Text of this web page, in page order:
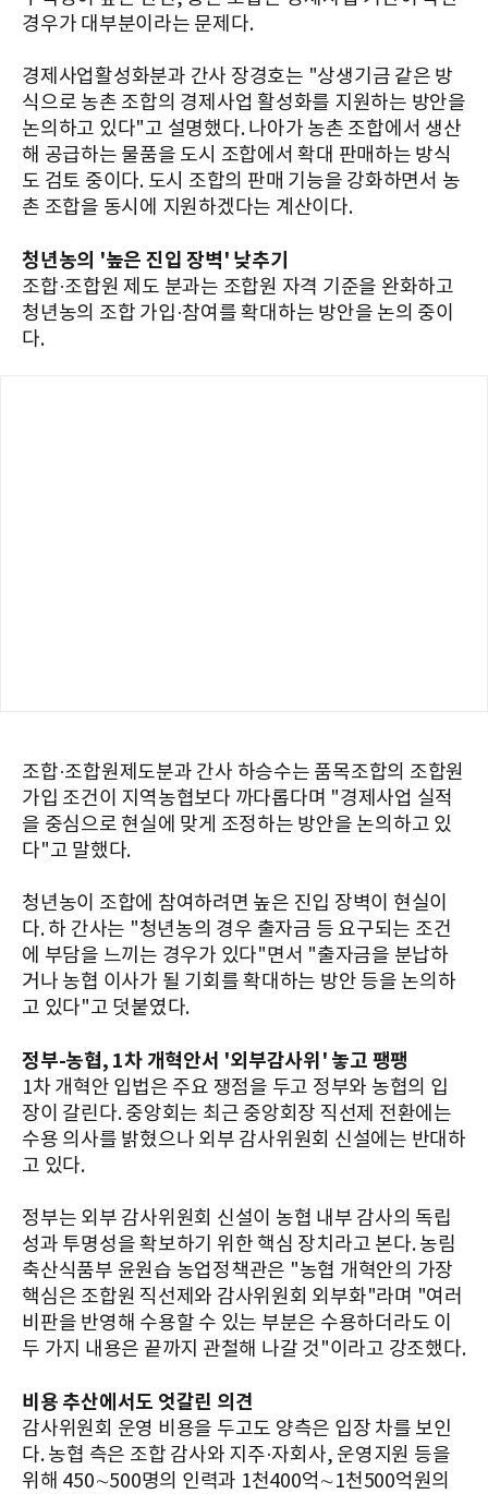
경우가 대부분이라는 문제다.
경제사업활성화분과 간사 장경호는 "상생기금 같은 방
식으로 농촌 조합의 경제사업 활성화를 지원하는 방안을
논의하고 있다"고 설명했다. 나아가 농촌 조합에서 생산
해 공급하는 물품을 도시 조합에서 확대 판매하는 방식
도 검토 중이다. 도시 조합의 판매 기능을 강화하면서 농
촌 조합을 동시에 지원하겠다는 계산이다.
청년농의 '높은 진입 장벽' 낮추기
조합·조합원 제도 분과는 조합원 자격 기준을 완화하고
청년농의 조합 가입·참여를 확대하는 방안을 논의 중이
다.
조합·조합원제도분과 간사 하승수는 품목조합의 조합원
가입 조건이 지역농협보다 까다롭다며 "경제사업 실적
을 중심으로 현실에 맞게 조정하는 방안을 논의하고 있
다"고 말했다.
청년농이 조합에 참여하려면 높은 진입 장벽이 현실이
다. 하 간사는 "청년농의 경우 출자금 등 요구되는 조건
에 부담을 느끼는 경우가 있다"면서 "출자금을 분납하
거나 농협 이사가 될 기회를 확대하는 방안 등을 논의하
고 있다"고 덧붙였다.
정부-농협, 1차 개혁안서 '외부감사위' 놓고 팽팽
1차 개혁안 입법은 주요 쟁점을 두고 정부와 농협의 입
장이 갈린다. 중앙회는 최근 중앙회장 직선제 전환에는
수용 의사를 밝혔으나 외부 감사위원회 신설에는 반대하
고 있다.
정부는 외부 감사위원회 신설이 농협 내부 감사의 독립
성과 투명성을 확보하기 위한 핵심 장치라고 본다. 농림
축산식품부 윤원습 농업정책관은 "농협 개혁안의 가장
핵심은 조합원 직선제와 감사위원회 외부화"라며 "여러
비판을 반영해 수용할 수 있는 부분은 수용하더라도 이
두 가지 내용은 끝까지 관철해 나갈 것"이라고 강조했다.
비용 추산에서도 엇갈린 의견
감사위원회 운영 비용을 두고도 양측은 입장 차를 보인
다. 농협 측은 조합 감사와 지주·자회사, 운영지원 등을
위해 450∼500명의 인력과 1천400억∼1천500억원의